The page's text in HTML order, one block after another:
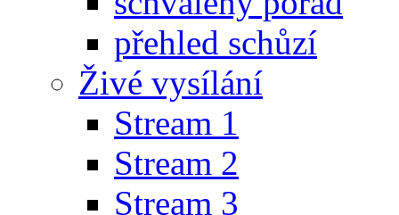
přehled schůzí
Živé vysílání
Stream 1
Stream 2
Stream 3